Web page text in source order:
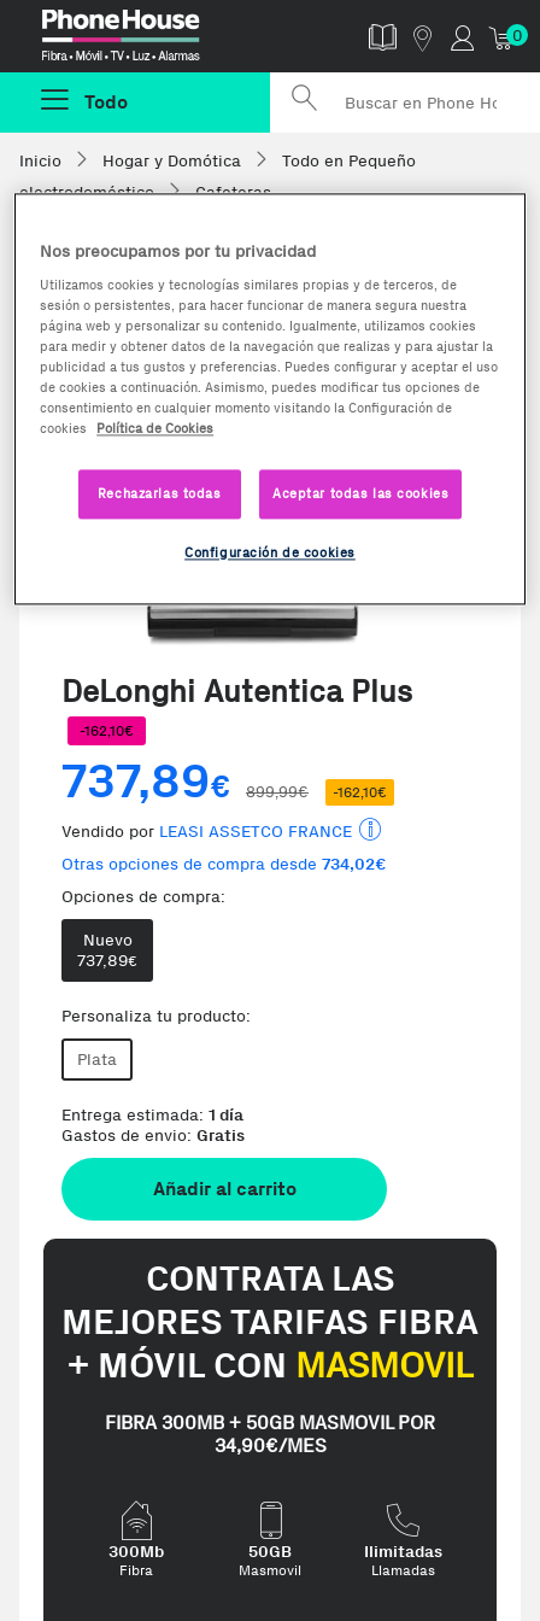
0
Todo
Inicio Hogar y Domótica
Todo en Pequeño
electrodoméstico
Cafeteras
DeLonghi Autentica Plus
-162,10€
737,89€ 899,99€ -162,10€
Vendido por LEASI ASSETCO FRANCE
Otras opciones de compra desde 734,02€
Opciones de compra:
Nuevo
737,89€
Personaliza tu producto:
Plata
Entrega estimada: 1 día
Gastos de envio: Gratis
Añadir al carrito
CONTRATA LAS
MEJORES TARIFAS FIBRA
+ MÓVIL CON MASMOVIL
FIBRA 300MB + 50GB MASMOVIL POR
34,90€/MES
300Mb
Fibra
50GB
Masmovil
Ilimitadas
Llamadas
Nos preocupamos por tu privacidad
Utilizamos cookies y tecnologías similares propias y de terceros, de
sesión o persistentes, para hacer funcionar de manera segura nuestra
página web y personalizar su contenido. Igualmente, utilizamos cookies
para medir y obtener datos de la navegación que realizas y para ajustar la
publicidad a tus gustos y preferencias. Puedes configurar y aceptar el uso
de cookies a continuación. Asimismo, puedes modificar tus opciones de
consentimiento en cualquier momento visitando la Configuración de
cookies
Política de Cookies
Rechazarlas todas Aceptar todas las cookies
Configuración de cookies